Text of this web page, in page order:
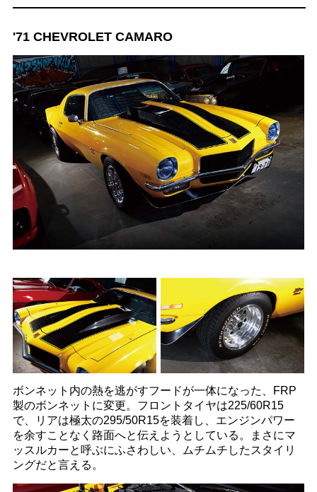
'71 CHEVROLET CAMARO
ボンネット内の熱を逃がすフードが一体になった、FRP
製のボンネットに変更。フロントタイヤは225/60R15
で、リアは極太の295/50R15を装着し、エンジンパワー
を余すことなく路面へと伝えようとしている。まさにマ
ッスルカーと呼ぶにふさわしい、ムチムチしたスタイリ
ングだと言える。